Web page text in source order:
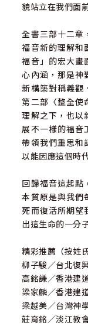
貌站立在我們面
全書三部十二章
福音新的理解和
福音」的宏大畫
心內涵，那是神
新構築對稱義觀
第二部〈整全使
理解之下，也以
展不一樣的福音
帶領我們重思和
以能因應這個時
回歸福音這起點
本質原是與我們
死而復活所期望
出這生命的一分
精彩推薦（按姓
柳子駿／台北復
高銘謙／香港建
梁家麟／香港建
梁越美／台灣神
莊育銘／淡江教